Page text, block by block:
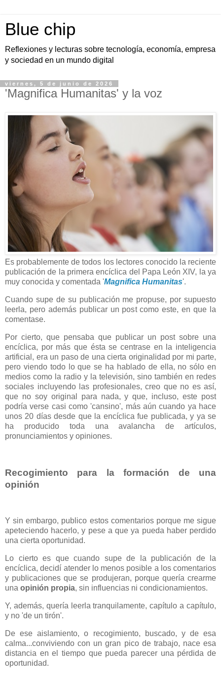
Blue chip
Reflexiones y lecturas sobre tecnología, economía, empresa
y sociedad en un mundo digital
viernes, 5 de junio de 2026
'Magnifica Humanitas' y la voz
Es probablemente de todos los lectores conocido la reciente
publicación de la primera encíclica del Papa León XIV, la ya
muy conocida y comentada 'Magnifica Humanitas'.
Cuando supe de su publicación me propuse, por supuesto
leerla, pero además publicar un post como este, en que la
comentase.
Por cierto, que pensaba que publicar un post sobre una
encíclica, por más que ésta se centrase en la inteligencia
artificial, era un paso de una cierta originalidad por mi parte,
pero viendo todo lo que se ha hablado de ella, no sólo en
medios como la radio y la televisión, sino también en redes
sociales incluyendo las profesionales, creo que no es así,
que no soy original para nada, y que, incluso, este post
podría verse casi como 'cansino', más aún cuando ya hace
unos 20 días desde que la encíclica fue publicada, y ya se
ha producido toda una avalancha de artículos,
pronunciamientos y opiniones.
Recogimiento para la formación de una
opinión
Y sin embargo, publico estos comentarios porque me sigue
apeteciendo hacerlo, y pese a que ya pueda haber perdido
una cierta oportunidad.
Lo cierto es que cuando supe de la publicación de la
encíclica, decidí atender lo menos posible a los comentarios
y publicaciones que se produjeran, porque quería crearme
una opinión propia, sin influencias ni condicionamientos.
Y, además, quería leerla tranquilamente, capítulo a capítulo,
y no 'de un tirón'.
De ese aislamiento, o recogimiento, buscado, y de esa
calma...conviviendo con un gran pico de trabajo, nace esa
distancia en el tiempo que pueda parecer una pérdida de
oportunidad.